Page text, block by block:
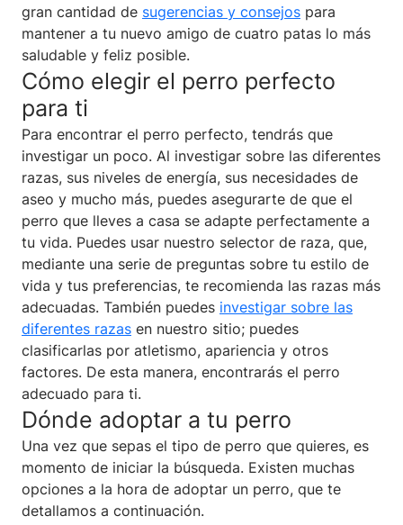
gran cantidad de sugerencias y consejos para
mantener a tu nuevo amigo de cuatro patas lo más
saludable y feliz posible.
Cómo elegir el perro perfecto
para ti
Para encontrar el perro perfecto, tendrás que
investigar un poco. Al investigar sobre las diferentes
razas, sus niveles de energía, sus necesidades de
aseo y mucho más, puedes asegurarte de que el
perro que lleves a casa se adapte perfectamente a
tu vida. Puedes usar nuestro selector de raza, que,
mediante una serie de preguntas sobre tu estilo de
vida y tus preferencias, te recomienda las razas más
adecuadas. También puedes investigar sobre las
diferentes razas en nuestro sitio; puedes
clasificarlas por atletismo, apariencia y otros
factores. De esta manera, encontrarás el perro
adecuado para ti.
Dónde adoptar a tu perro
Una vez que sepas el tipo de perro que quieres, es
momento de iniciar la búsqueda. Existen muchas
opciones a la hora de adoptar un perro, que te
detallamos a continuación.